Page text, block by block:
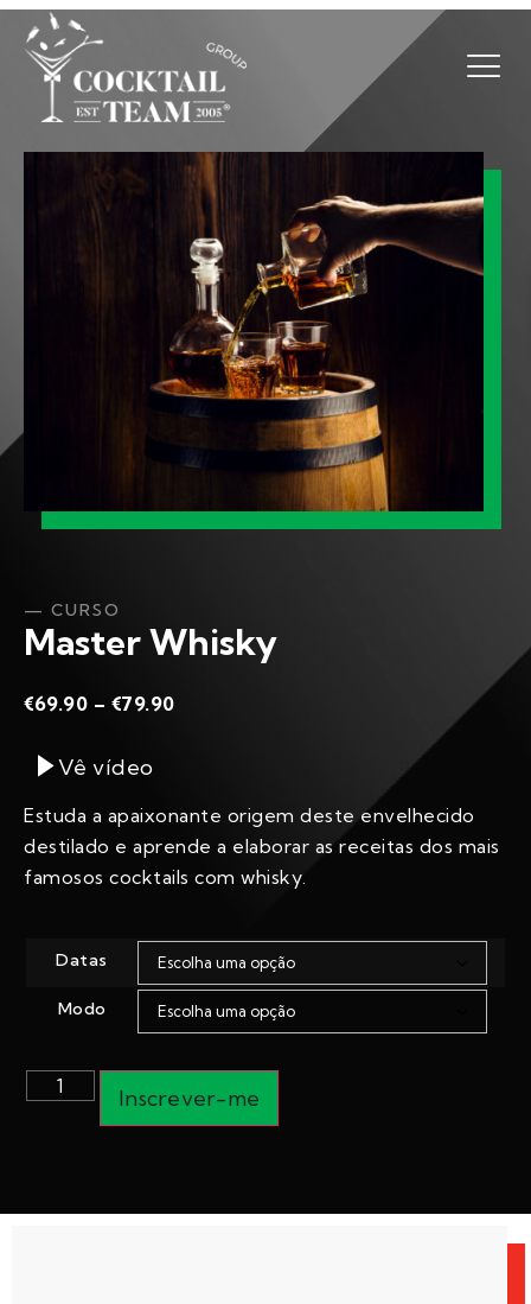
— CURSO
Master Whisky
€69.90 – €79.90
Vê vídeo
Estuda a apaixonante origem deste envelhecido
destilado e aprende a elaborar as receitas dos mais
famosos cocktails com whisky.
Datas
Modo
Inscrever-me